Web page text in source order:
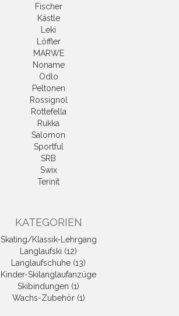
Fischer
Kästle
Leki
Löffler
MARWE
Noname
Odlo
Peltonen
Rossignol
Rottefella
Rukka
Salomon
Sportful
SRB
Swix
Terinit
KATEGORIEN
Skating/Klassik-Lehrgang
Langlaufski (12)
Langlaufschuhe (13)
Kinder-Skilanglaufanzüge
Skibindungen (1)
Wachs-Zubehör (1)